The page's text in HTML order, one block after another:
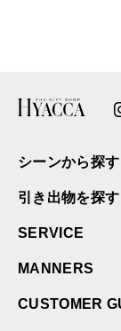
シーンから探す
引き出物を探す
SERVICE
MANNERS
CUSTOMER